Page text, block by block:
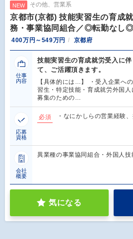
NEW その他、営業系
京都市(京都) 技能実習生の育成
務・事業協同組合／◎転勤なし◎
400万円～549万円 京都府
仕事
内容
技能実習生の育成就労受入に
て、ご活躍頂きます。
【具体的には…】 ・受入企業へ
習生・特定技能・育成就労外国
募集のための…
応募
資格
必須 ・なにかしらの営業経験
会社
概要
異業種の事業協同組合・外国人
気になる